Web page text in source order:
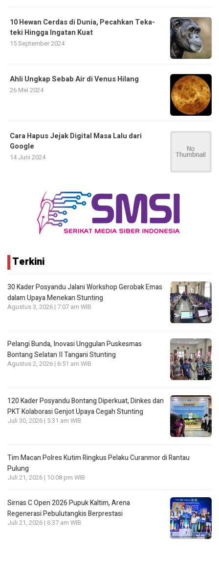
10 Hewan Cerdas di Dunia, Pecahkan Teka-
teki Hingga Ingatan Kuat
15 September 2024
Ahli Ungkap Sebab Air di Venus Hilang
26 Mei 2024
Cara Hapus Jejak Digital Masa Lalu dari
Google
14 Juni 2024
Terkini
30 Kader Posyandu Jalani Workshop Gerobak Emas
dalam Upaya Menekan Stunting
Agustus 3, 2026 | 7:07 am WIB
Pelangi Bunda, Inovasi Unggulan Puskesmas
Bontang Selatan II Tangani Stunting
Agustus 2, 2026 | 6:51 am WIB
120 Kader Posyandu Bontang Diperkuat, Dinkes dan
PKT Kolaborasi Genjot Upaya Cegah Stunting
Juli 30, 2026 | 5:31 am WIB
Tim Macan Polres Kutim Ringkus Pelaku Curanmor di Rantau
Pulung
Juli 21, 2026 | 10:08 pm WIB
Sirnas C Open 2026 Pupuk Kaltim, Arena
Regenerasi Pebulutangkis Berprestasi
Juli 21, 2026 | 6:37 am WIB